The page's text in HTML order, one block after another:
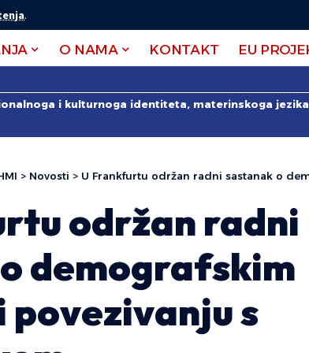
.
O NAMA KONTAKT EU
i kulturnoga identiteta, materinskoga
> Novosti > U Frankfurtu održan radni sastanak o demografskim
održan radni
demografskim
povezivanju s